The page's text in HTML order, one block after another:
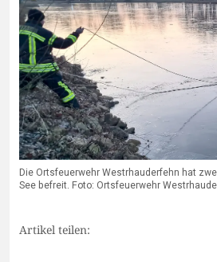
Die Ortsfeuerwehr Westrhauderfehn hat
See befreit. Foto: Ortsfeuerwehr
Artikel teilen: